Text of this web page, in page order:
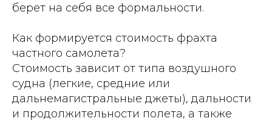
берет на себя все формальности.
Как формируется стоимость фрахта
частного самолета?
Стоимость зависит от типа воздушного
судна (легкие, средние или
дальнемагистральные джеты), дальности
и продолжительности полета, а также